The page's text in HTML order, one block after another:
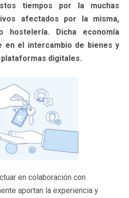
tiempos por la muchas
afectados por la misma,
Dicha economía
en el intercambio de bienes y
digitales.
en colaboración con
aportan la experiencia y